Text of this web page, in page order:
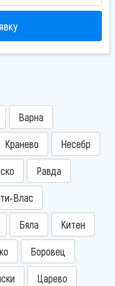
Варна
Кранево Несебр
Равда
Влас
Бяла Китен
Боровец
Царево